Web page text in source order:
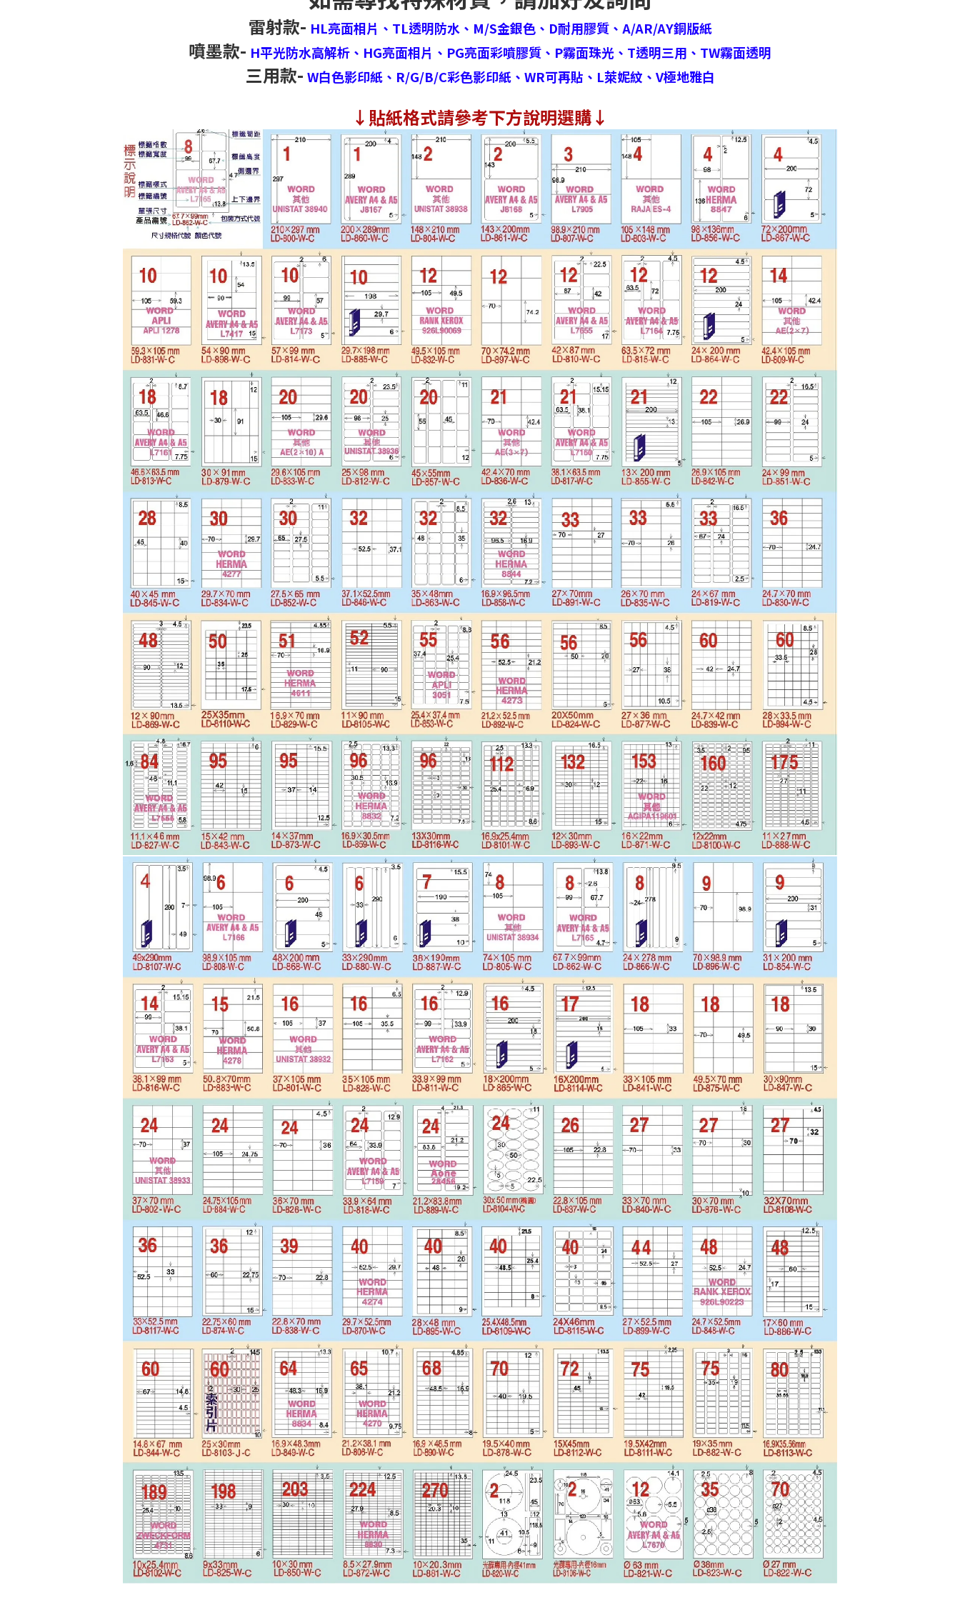
雷射款- HL亮面相片、 TL透明防水、 M/S金銀色、 D耐用膠質、 A/AR/AY銅版紙
噴墨款- H平光防水高解析、 HG亮面相片、 PG亮面彩噴膠質、 P霧面珠光、 T透明三用、 TW霧面透明
三用款- W白色影印紙、 R/G/B/C彩色影印紙、 WR可再貼、 L萊妮紋、 V極地雅白
↓ 貼紙格式請參考下方說明選購↓